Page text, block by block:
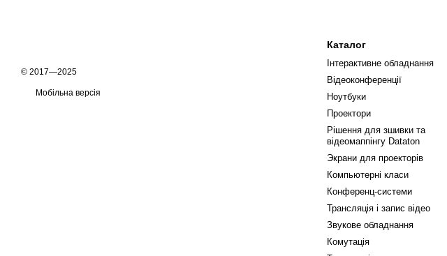
© 2017—2025
Мобільна версія
Каталог
Інтерактивне обладнання
Відеоконференції
Ноутбуки
Проектори
Рішення для зшивки та
відеомаппінгу Dataton
Экрани для проекторів
Компьютерні класи
Конференц-системи
Трансляція і запис відео
Звукове обладнання
Комутація